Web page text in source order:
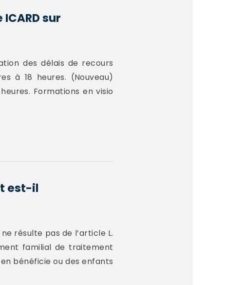
sur
des délais de recours
à 18 heures. (Nouveau)
Formations en visio
est-il
résulte pas de l’article L.
familial de traitement
bénéficie ou des enfants